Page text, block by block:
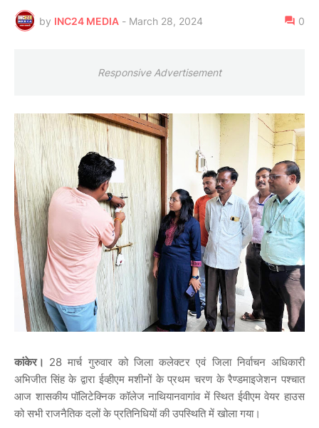
by INC24 MEDIA - March 28, 2024 0
Responsive Advertisement
कांकेर। 28 मार्च गुरुवार को जिला कलेक्टर एवं जिला निर्वाचन अधिकारी
अभिजीत सिंह के द्वारा ईव्हीएम मशीनों के प्रथम चरण के रैण्डमाइजेशन पश्चात
आज शासकीय पॉलिटेक्निक कॉलेज नाथियानवागांव में स्थित ईवीएम वेयर हाउस
को सभी राजनैतिक दलों के प्रतिनिधियों की उपस्थिति में खोला गया।